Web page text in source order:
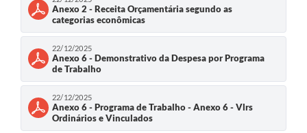
Anexo 2 - Receita Orçamentária segundo as
categorias econômicas
22/12/2025
Anexo 6 - Demonstrativo da Despesa por Programa
de Trabalho
22/12/2025
Anexo 6 - Programa de Trabalho - Anexo 6 - Vlrs
Ordinários e Vinculados